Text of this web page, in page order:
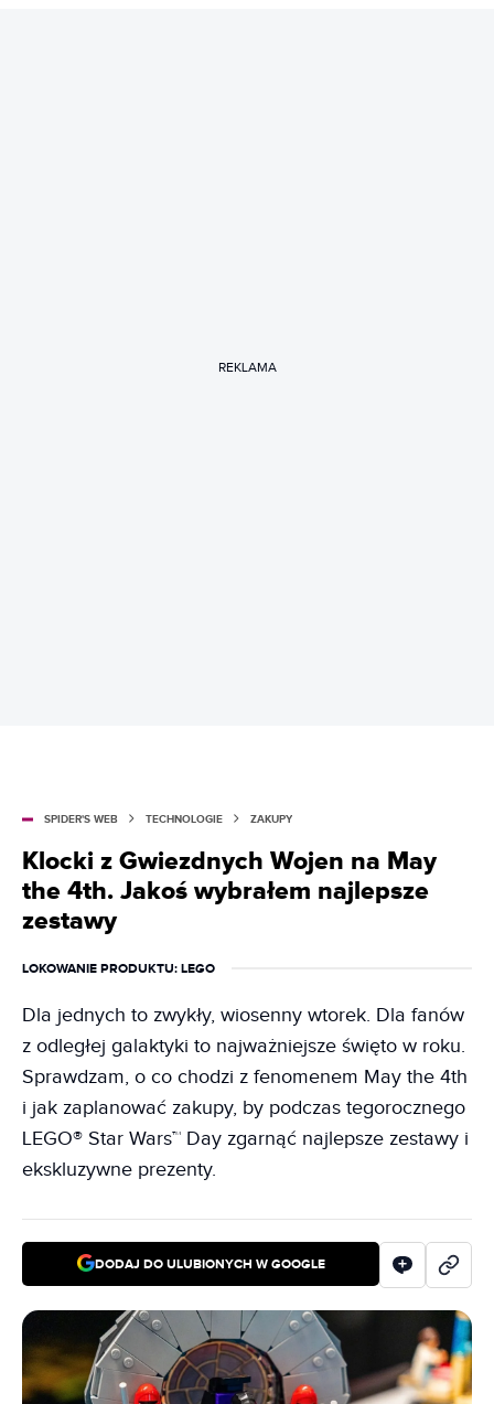
REKLAMA
SPIDER'S WEB TECHNOLOGIE ZAKUPY
Klocki z Gwiezdnych Wojen na May
the 4th. Jakoś wybrałem najlepsze
zestawy
LOKOWANIE PRODUKTU: LEGO
Dla jednych to zwykły, wiosenny wtorek. Dla fanów
z odległej galaktyki to najważniejsze święto w roku.
Sprawdzam, o co chodzi z fenomenem May the 4th
i jak zaplanować zakupy, by podczas tegorocznego
LEGO® Star Wars™ Day zgarnąć najlepsze zestawy i
ekskluzywne prezenty.
DODAJ DO ULUBIONYCH W GOOGLE